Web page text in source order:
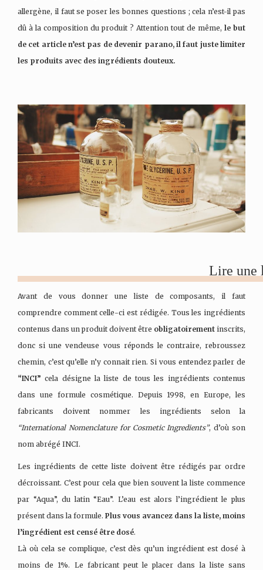
allergène, il faut se poser les bonnes questions ; cela n’est-il pas
dû à la composition du produit ? Attention tout de même, le but
de cet article n’est pas de devenir parano, il faut juste limiter
les produits avec des ingrédients douteux.
Lire une
Avant de vous donner une liste de composants, il faut
comprendre comment celle-ci est rédigée. Tous les ingrédients
contenus dans un produit doivent être obligatoirement inscrits,
donc si une vendeuse vous réponds le contraire, rebroussez
chemin, c’est qu’elle n’y connait rien. Si vous entendez parler de
“INCI” cela désigne la liste de tous les ingrédients contenus
dans une formule cosmétique. Depuis 1998, en Europe, les
fabricants doivent nommer les ingrédients selon la
“International Nomenclature for Cosmetic Ingredients”, d’où son
nom abrégé INCI.
Les ingrédients de cette liste doivent être rédigés par ordre
décroissant. C’est pour cela que bien souvent la liste commence
par “Aqua”, du latin “Eau”. L’eau est alors l’ingrédient le plus
présent dans la formule. Plus vous avancez dans la liste, moins
l’ingrédient est censé être dosé.
Là où cela se complique, c’est dès qu’un ingrédient est dosé à
moins de 1%. Le fabricant peut le placer dans la liste sans